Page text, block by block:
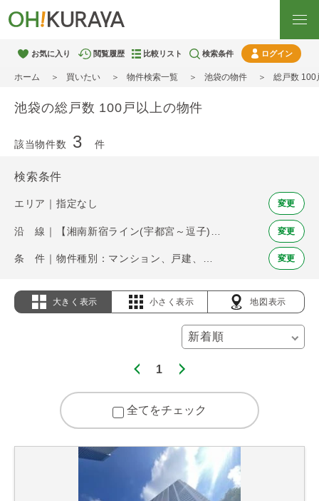
お気に入り 閲覧履歴 比較リスト 検索条件 ログイン
ホーム 買いたい 物件検索一覧 池袋の物件 総戸数 100
池袋の総戸数 100戸以上の物件
該当物件数 3 件
検索条件
エリア｜指定なし 変更
変更
変更
大きく表示 小さく表示 地図表示
1
全てをチェック